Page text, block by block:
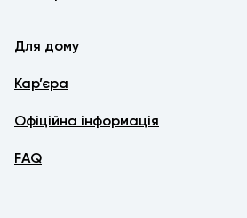
Для дому
Кар’єра
Офіційна інформація
FAQ